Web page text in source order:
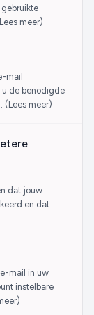
meer)
mail
u de benodigde
(Lees meer)
dat jouw
en dat
mail in uw
instelbare